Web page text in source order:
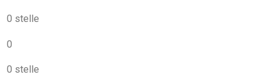
0 stelle
0
0 stelle